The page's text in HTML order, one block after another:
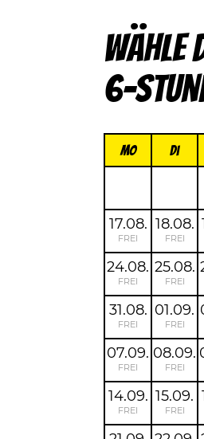
Wähle
6-
Mo Di
17.08.
FREI
18.08.
FREI
24.08.
FREI
25.08.
FREI
31.08.
FREI
01.09.
FREI
07.09.
FREI
08.09.
FREI
14.09.
FREI
15.09.
FREI